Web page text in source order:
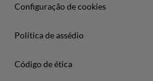
Configuração de cookies
Política de assédio
Código de ética